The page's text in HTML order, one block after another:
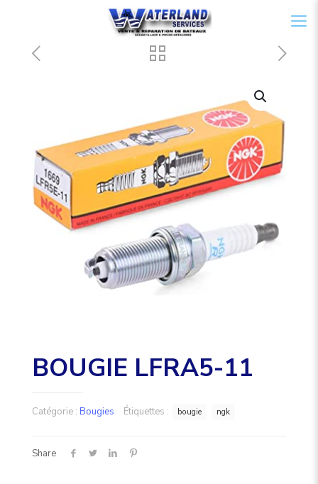
BOUGIE LFRA5-11
Catégorie : Bougies Étiquettes : bougie ngk
Share